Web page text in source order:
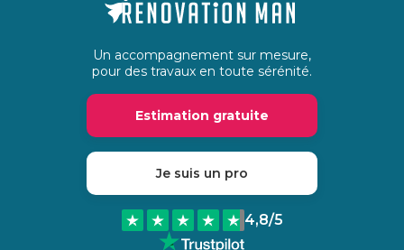
Un accompagnement sur mesure,
pour des travaux en toute sérénité.
Estimation gratuite
Je suis un pro
4,8/5